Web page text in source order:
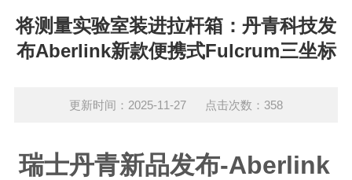
将测量实验室装进拉杆箱：丹青科技发
布Aberlink新款便携式Fulcrum三坐标
更新时间：2025-11-27 点击次数：358
瑞士丹青新品发布-Aberlink